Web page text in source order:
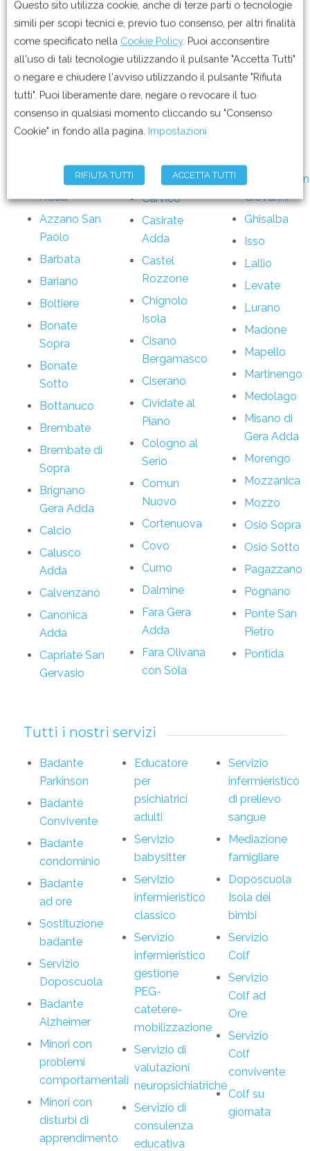
da noi selezionato
Elenco dei comuni in cui siamo
presenti con educatrici per minori con
problemi comportamentli
Antegnate
Arzago
Adda
Azzano San
Paolo
Barbata
Bariano
Boltiere
Bonate
Sopra
Bonate
Sotto
Bottanuco
Brembate
Brembate di
Sopra
Brignano
Gera Adda
Calcio
Calusco
Adda
Calvenzano
Canonica
Adda
Capriate San
Gervasio
Caprino
Caravaggio
Carvico
Casirate
Adda
Castel
Rozzone
Chignolo
Isola
Cisano
Bergamasco
Ciserano
Cividate al
Piano
Cologno al
Serio
Comun
Nuovo
Cortenuova
Covo
Curno
Dalmine
Fara Gera
Adda
Fara Olivana
con Sola
Fornovo San
Giovanni
Ghisalba
Isso
Lallio
Levate
Lurano
Madone
Mapello
Martinengo
Medolago
Misano di
Gera Adda
Morengo
Mozzanica
Mozzo
Osio Sopra
Osio Sotto
Pagazzano
Pognano
Ponte San
Pietro
Pontida
Tutti i nostri servizi
Badante
Parkinson
Badante
Convivente
Badante
condominio
Badante
ad ore
Sostituzione
badante
Servizio
Doposcuola
Badante
Alzheimer
Minori con
problemi
comportamentali
Minori con
disturbi di
apprendimento
Educatore
per
psichiatrici
adulti
Servizio
babysitter
Servizio
infermieristico
classico
Servizio
infermieristico
gestione
PEG-
catetere-
mobilizzazione
Servizio di
valutazioni
neuropsichiatriche
Servizio di
consulenza
educativa
Servizio
infermieristico
di prelievo
sangue
Mediazione
famigliare
Doposcuola
Isola dei
bimbi
Servizio
Colf
Servizio
Colf ad
Ore
Servizio
Colf
convivente
Colf su
giornata
Questo sito utilizza cookie, anche di terze parti o tecnologie
simili per scopi tecnici e, previo tuo consenso, per altri finalità
come specificato nella Cookie Policy. Puoi acconsentire
all'uso di tali tecnologie utilizzando il pulsante "Accetta Tutti"
o negare e chiudere l'avviso utilizzando il pulsante "Rifiuta
tutti". Puoi liberamente dare, negare o revocare il tuo
consenso in qualsiasi momento cliccando su "Consenso
Cookie" in fondo alla pagina. Impostazioni
RIFIUTA TUTTI ACCETTA TUTTI